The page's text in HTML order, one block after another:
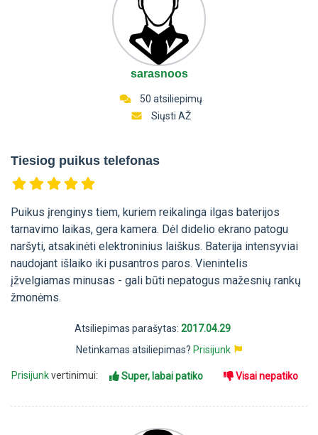
sarasnoos
50 atsiliepimų
Siųsti AŽ
Tiesiog puikus telefonas
Puikus įrenginys tiem, kuriem reikalinga ilgas baterijos
tarnavimo laikas, gera kamera. Dėl didelio ekrano patogu
naršyti, atsakinėti elektroninius laiškus. Baterija intensyviai
naudojant išlaiko iki pusantros paros. Vienintelis
įžvelgiamas minusas - gali būti nepatogus mažesnių rankų
žmonėms.
Atsiliepimas parašytas: 2017.04.29
Netinkamas atsiliepimas? Prisijunk
Prisijunkvertinimui: Super, labai patiko Visai nepatiko